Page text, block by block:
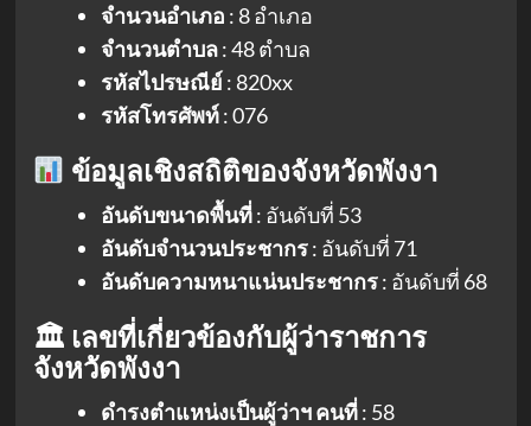
จำนวนอำเภอ : 8 อำเภอ
จำนวนตำบล: 48 ตำบล
รหัสไปรษณีย์ : 820xx
รหัสโทรศัพท์: 076
ข้อมูลเชิงสถิติของจังหวัดพังงา
อันดับขนาดพื้นที่: อันดับที่ 53
อันดับจำนวนประชากร: อันดับที่ 71
อันดับความหนาแน่นประชากร: อันดับที่ 68
🏛 เลขที่เกี่ยวข้องกับผู้ว่าราชการ
จังหวัดพังงา
ดำรงตำแหน่งเป็นผู้ว่าฯ คนที่: 58